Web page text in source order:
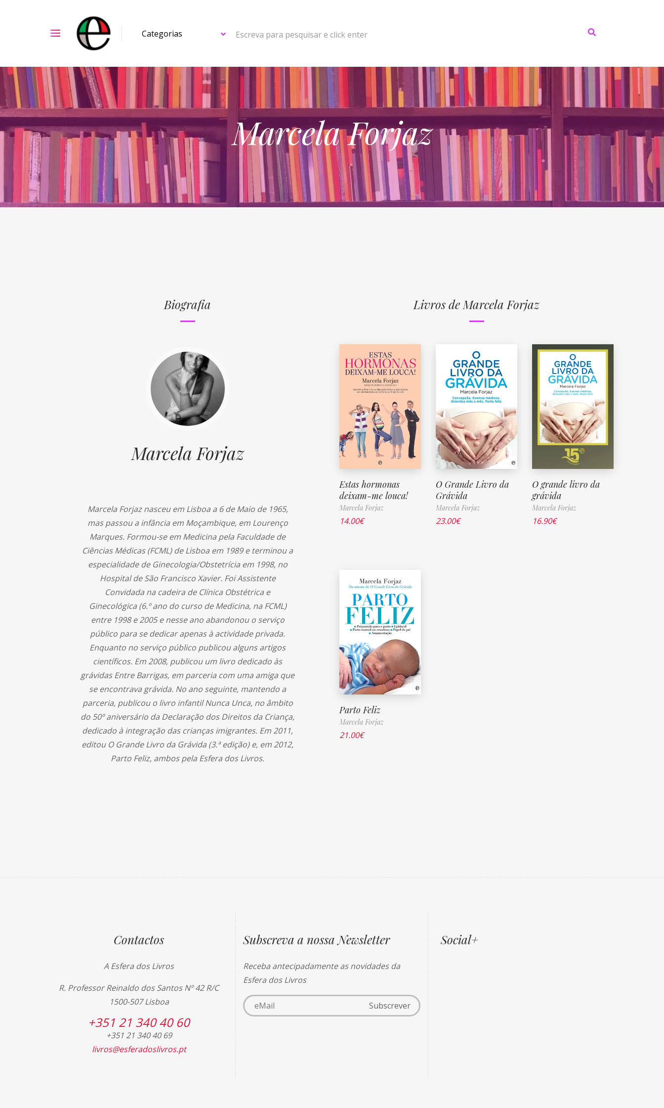
Escreva para pesquisar e click enter
Marcela Forjaz
Biografia
Marcela Forjaz
Marcela Forjaz nasceu em Lisboa a 6 de Maio de 1965,
mas passou a infância em Moçambique, em Lourenço
Marques. Formou-se em Medicina pela Faculdade de
Ciências Médicas (FCML) de Lisboa em 1989 e terminou a
especialidade de Ginecologia/Obstetrícia em 1998, no
Hospital de São Francisco Xavier. Foi Assistente
Convidada na cadeira de Clínica Obstétrica e
Ginecológica (6.º ano do curso de Medicina, na FCML)
entre 1998 e 2005 e nesse ano abandonou o serviço
público para se dedicar apenas à actividade privada.
Enquanto no serviço público publicou alguns artigos
científicos. Em 2008, publicou um livro dedicado às
grávidas Entre Barrigas, em parceria com uma amiga que
se encontrava grávida. No ano seguinte, mantendo a
parceria, publicou o livro infantil Nunca Unca, no âmbito
do 50º aniversário da Declaração dos Direitos da Criança,
dedicado à integração das crianças imigrantes. Em 2011,
editou O Grande Livro da Grávida (3.ª edição) e, em 2012,
Parto Feliz, ambos pela Esfera dos Livros.
Livros de Marcela Forjaz
Estas hormonas
deixam-me louca!
Marcela Forjaz
14.00€
O Grande Livro da
Grávida
Marcela Forjaz
23.00€
O grande livro da
grávida
Marcela Forjaz
16.90€
Parto Feliz
Marcela Forjaz
21.00€
Contactos
A Esfera dos Livros
R. Professor Reinaldo dos Santos Nº 42 R/C
1500-507 Lisboa
+351 21 340 40 60
+351 21 340 40 69
livros@esferadoslivros.pt
Subscreva a nossa Newsletter
Receba antecipadamente as novidades da
Esfera dos Livros
Social+